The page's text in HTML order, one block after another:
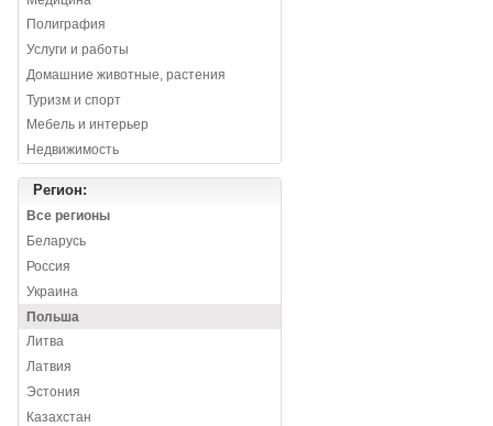
Полиграфия
Услуги и работы
Домашние животные, растения
Туризм и спорт
Мебель и интерьер
Недвижимость
Регион:
Все регионы
Беларусь
Россия
Украина
Польша
Литва
Латвия
Эстония
Казахстан